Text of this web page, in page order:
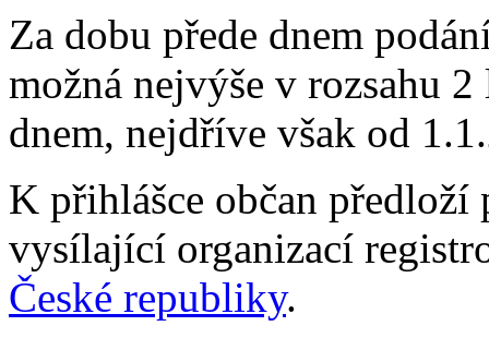
Za dobu přede dnem
možná nejvýše v rozsahu
dnem, nejdříve však od
K přihlášce občan předloží
vysílající organizací
České republiky.